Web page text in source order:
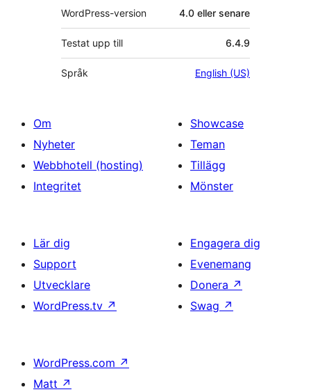
WordPress-version 4.0 eller senare
Testat upp till 6.4.9
Språk English (US)
Om
Nyheter
Webbhotell (hosting)
Integritet
Showcase
Teman
Tillägg
Mönster
Lär dig
Support
Utvecklare
WordPress.tv ↗
Engagera dig
Evenemang
Donera ↗
Swag ↗
WordPress.com ↗
Matt ↗